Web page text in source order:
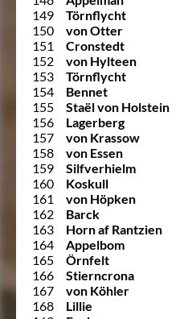
149
Törnflycht
150
von Otter
151
Cronstedt
152
von Hylteen
153
Törnflycht
154
Bennet
155
Staël von Holstein
156
Lagerberg
157
von Krassow
158
von Essen
159
Silfverhielm
160
Koskull
161
von Höpken
162
Barck
163
Horn af Rantzien
164
Appelbom
165
Örnfelt
166
Stierncrona
167
von Köhler
168
Lillie